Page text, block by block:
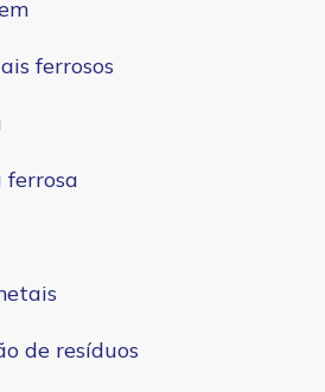
ferrosos
ferrosa
de resíduos